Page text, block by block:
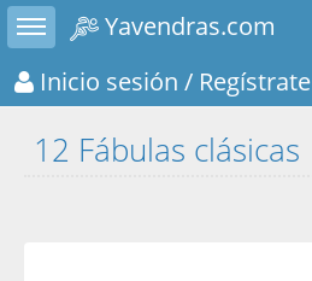
Toggle sidebar
Yavendras.com
Inicio sesión / Regístrate
12 Fábulas clásicas